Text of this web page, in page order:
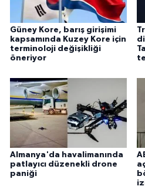
Güney Kore, barış girişimi
kapsamında Kuzey Kore için
terminoloji değişikliği
öneriyor
Almanya'da havalimanında
patlayıcı düzenekli drone
paniği